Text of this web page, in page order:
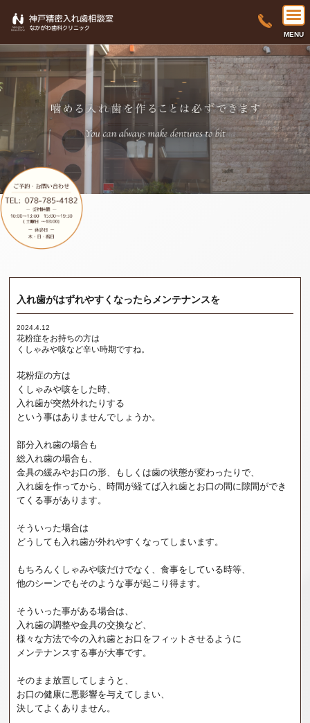
MENU
入れ歯がはずれやすくなったらメンテナンスを
2024.4.12
花粉症をお持ちの方は
くしゃみや咳など辛い時期ですね。
花粉症の方は
くしゃみや咳をした時、
入れ歯が突然外れたりする
という事はありませんでしょうか。
部分入れ歯の場合も
総入れ歯の場合も、
金具の緩みやお口の形、もしくは歯の状態が変わったりで、
入れ歯を作ってから、時間が経てば入れ歯とお口の間に隙間ができ
てくる事があります。
そういった場合は
どうしても入れ歯が外れやすくなってしまいます。
もちろんくしゃみや咳だけでなく、食事をしている時等、
他のシーンでもそのような事が起こり得ます。
そういった事がある場合は、
入れ歯の調整や金具の交換など、
様々な方法で今の入れ歯とお口をフィットさせるように
メンテナンスする事が大事です。
そのまま放置してしまうと、
お口の健康に悪影響を与えてしまい、
決してよくありません。